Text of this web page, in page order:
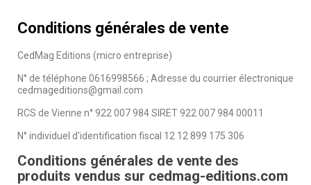
Conditions générales de vente
CedMag Editions (micro entreprise)
N° de téléphone 0616998566 ; Adresse du courrier électronique
cedmageditions@gmail.com
RCS de Vienne n° 922 007 984 SIRET 922 007 984 00011
N° individuel d'identification fiscal 12 12 899 175 306
Conditions générales de vente des
produits vendus sur cedmag-editions.com